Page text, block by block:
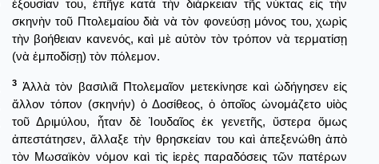
ἐξουσίαν του, ἐπῆγε κατὰ τὴν διάρκειαν τῆς νύκτας εἰς τὴν
σκηνὴν τοῦ Πτολεμαίου διὰ νὰ τὸν φονεύσῃ μόνος του, χωρὶς
τὴν βοήθειαν κανενός, καὶ μὲ αὐτὸν τὸν τρόπον νὰ τερματίσῃ
(νὰ ἐμποδίσῃ) τὸν πόλεμον.
3 Ἀλλὰ τὸν βασιλιᾶ Πτολεμαῖον μετεκίνησε καὶ ὠδήγησεν εἰς
ἄλλον τόπον (σκηνήν) ὁ Δοσίθεος, ὁ ὁποῖος ὠνομάζετο υἱὸς
τοῦ Δριμύλου, ἦταν δὲ Ἰουδαῖος ἐκ γενετῆς, ὕστερα ὅμως
ἀπεστάτησεν, ἄλλαξε τὴν θρησκείαν του καὶ ἀπεξενώθη ἀπὸ
τὸν Μωσαϊκὸν νόμον καὶ τὶς ἱερὲς παραδόσεις τῶν πατέρων